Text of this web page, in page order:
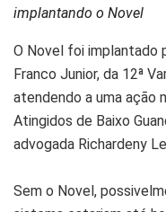
implantando o Novel
O Novel foi implantado
Franco Junior, da 12ª
atendendo a uma ação
Atingidos de Baixo
advogada Richardeny
Sem o Novel,